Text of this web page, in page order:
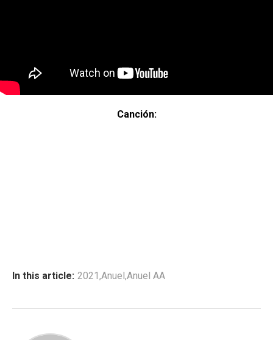
Canción:
In this article: 2021,Anuel,Anuel AA